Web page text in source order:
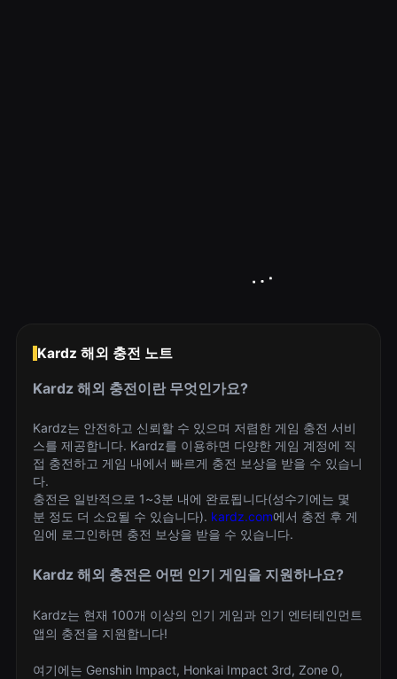
Kardz 해외 충전 노트
Kardz 해외 충전이란 무엇인가요?
Kardz는 안전하고 신뢰할 수 있으며 저렴한 게임 충전 서비
스를 제공합니다. Kardz를 이용하면 다양한 게임 계정에 직
접 충전하고 게임 내에서 빠르게 충전 보상을 받을 수 있습니
다.
충전은 일반적으로 1~3분 내에 완료됩니다(성수기에는 몇
분 정도 더 소요될 수 있습니다). kardz.com에서 충전 후 게
임에 로그인하면 충전 보상을 받을 수 있습니다.
Kardz 해외 충전은 어떤 인기 게임을 지원하나요?
Kardz는 현재 100개 이상의 인기 게임과 인기 엔터테인먼트
앱의 충전을 지원합니다!
여기에는 Genshin Impact, Honkai Impact 3rd, Zone 0,